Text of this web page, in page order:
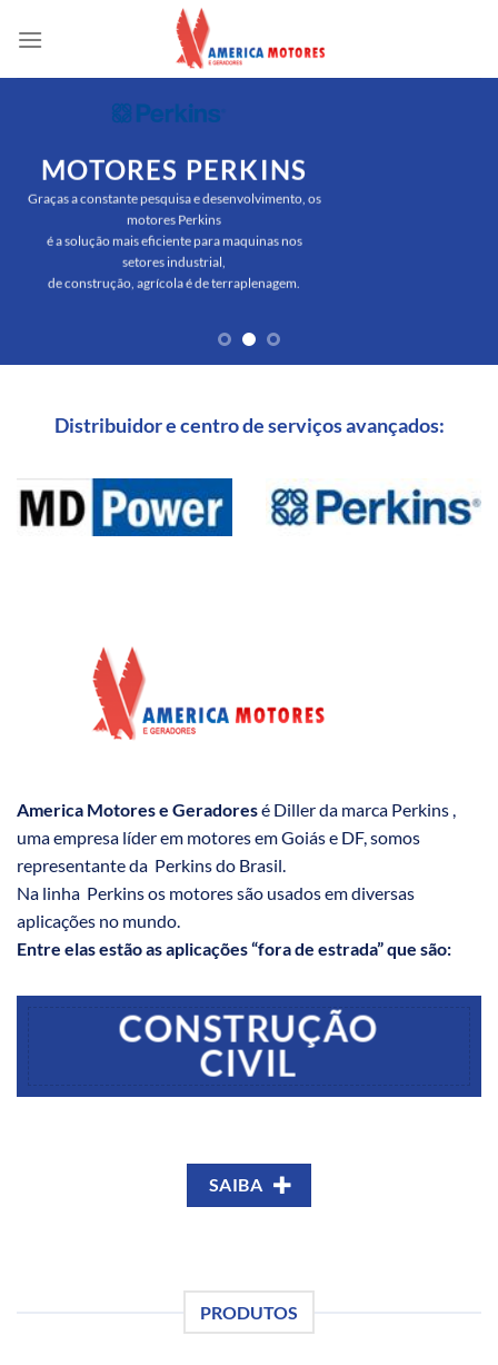
MOTORES PERKINS
Graças a constante pesquisa e desenvolvimento, os
motores Perkins
é a solução mais eficiente para maquinas nos
setores industrial,
de construção, agrícola é de terraplenagem.
Distribuidor e centro de serviços avançados:
America Motores e Geradoresé Diller da marca Perkins ,
uma empresa líder em motores em Goiás e DF, somos
representante da Perkins do Brasil.
Na linha Perkins os motores são usados em diversas
aplicações no mundo.
Entre elas estão as aplicações “fora de estrada” que são:
CONSTRUÇÃO
CIVIL
SAIBA
PRODUTOS